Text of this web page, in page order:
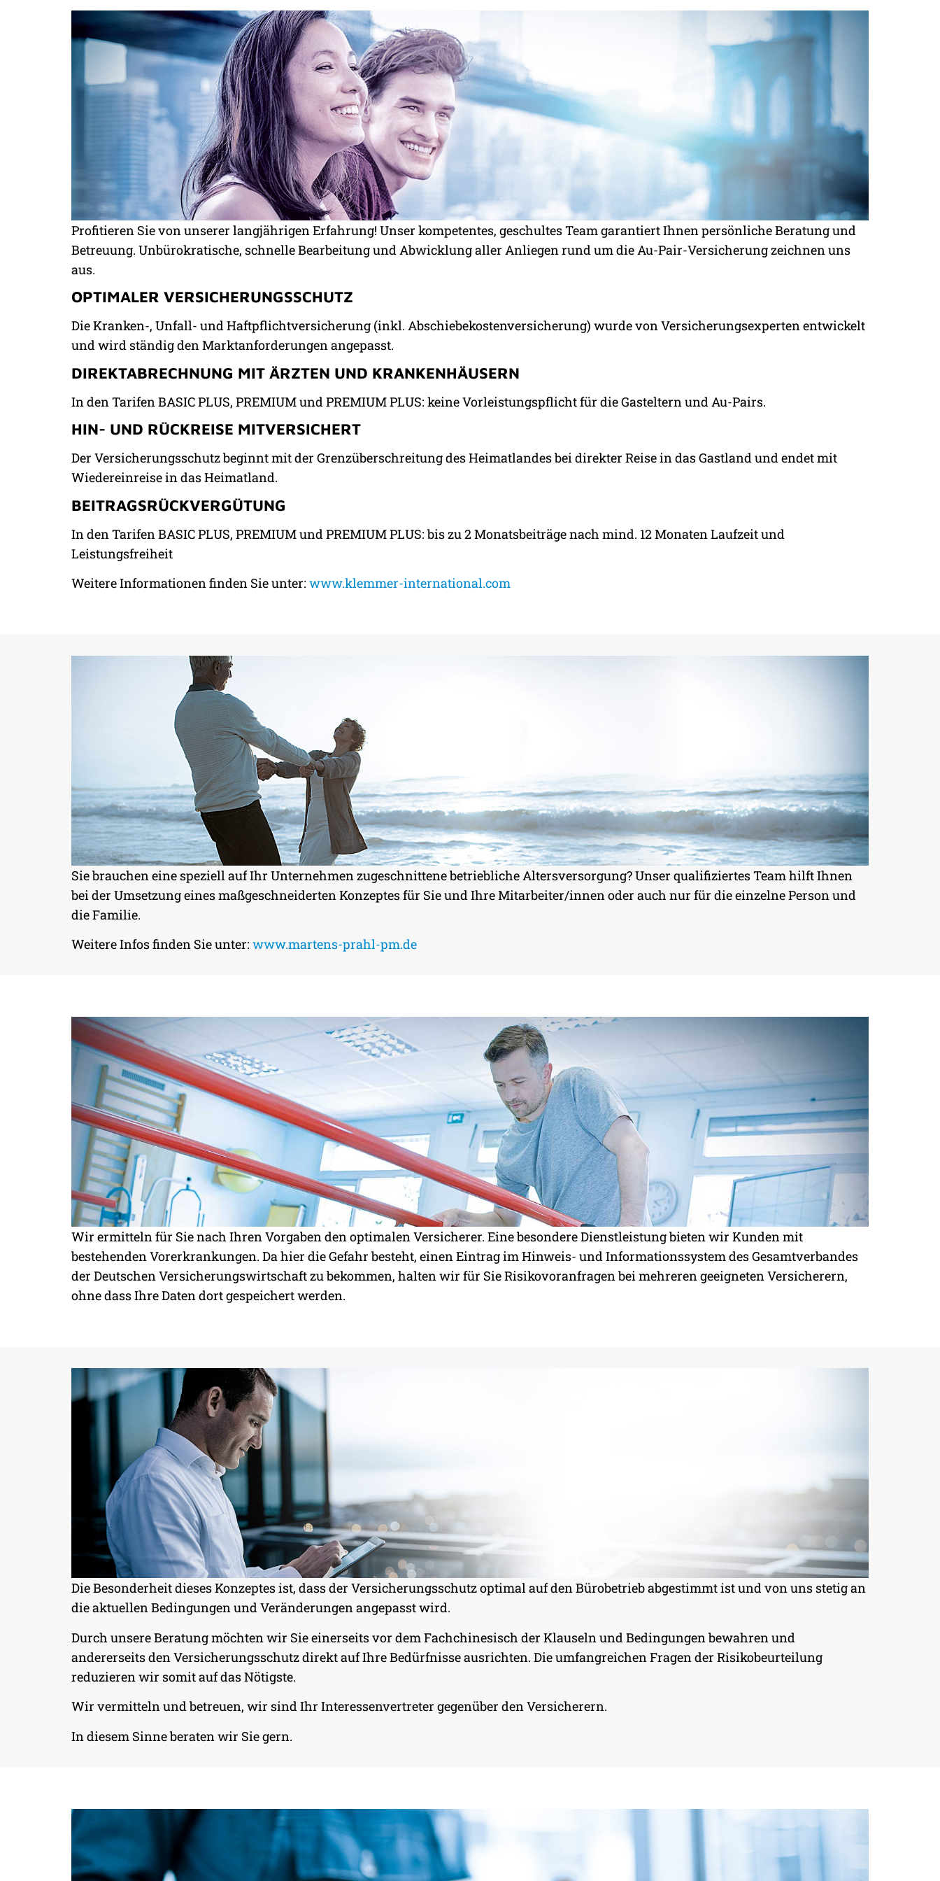
AU-PAIRS
RUNDUM-SCHUTZ VOM
Profitieren Sie von unserer langjährigen Erfahrung! Unser kompetentes, geschultes Team garantiert Ihnen persönliche Beratung und
Betreuung. Unbürokratische, schnelle Bearbeitung und Abwicklung aller Anliegen rund um die Au-Pair-Versicherung zeichnen uns
aus.
OPTIMALER VERSICHERUNGSSCHUTZ
Die Kranken-, Unfall- und Haftpflichtversicherung (inkl. Abschiebekostenversicherung) wurde von Versicherungsexperten entwickelt
und wird ständig den Marktanforderungen angepasst.
DIREKTABRECHNUNG MIT ÄRZTEN UND KRANKENHÄUSERN
In den Tarifen BASIC PLUS, PREMIUM und PREMIUM PLUS: keine Vorleistungspflicht für die Gasteltern und Au-Pairs.
HIN- UND RÜCKREISE MITVERSICHERT
Der Versicherungsschutz beginnt mit der Grenzüberschreitung des Heimatlandes bei direkter Reise in das Gastland und endet mit
Wiedereinreise in das Heimatland.
BEITRAGSRÜCKVERGÜTUNG
In den Tarifen BASIC PLUS, PREMIUM und PREMIUM PLUS: bis zu 2 Monatsbeiträge nach mind. 12 Monaten Laufzeit und
Leistungsfreiheit
Weitere Informationen finden Sie unter: www.klemmer-international.com
BETRIEBLICHE
ALTERSVORSORGE
Sie brauchen eine speziell auf Ihr Unternehmen zugeschnittene betriebliche Altersversorgung? Unser qualifiziertes Team hilft Ihnen
bei der Umsetzung eines maßgeschneiderten Konzeptes für Sie und Ihre Mitarbeiter/innen oder auch nur für die einzelne Person und
die Familie.
Weitere Infos finden Sie unter: www.martens-prahl-pm.de
BERUFSUNFÄHIGKEIT
FÜR JEDEN, DER VON SEINEM
Wir ermitteln für Sie nach Ihren Vorgaben den optimalen Versicherer. Eine besondere Dienstleistung bieten wir Kunden mit
bestehenden Vorerkrankungen. Da hier die Gefahr besteht, einen Eintrag im Hinweis- und Informationssystem des Gesamtverbandes
der Deutschen Versicherungswirtschaft zu bekommen, halten wir für Sie Risikovoranfragen bei mehreren geeigneten Versicherern,
ohne dass Ihre Daten dort gespeichert werden.
BUSINESS COVER
DIE KOMPLETTE
VERSICHERUNGS­LÖSUNG FÜR
IHREN BÜROBETRIEB AUF BASIS
DER ALLGEFAHREN­DECKUNG
Die Besonderheit dieses Konzeptes ist, dass der Versicherungsschutz optimal auf den Bürobetrieb abgestimmt ist und von uns stetig an
die aktuellen Bedingungen und Veränderungen angepasst wird.
Durch unsere Beratung möchten wir Sie einerseits vor dem Fachchinesisch der Klauseln und Bedingungen bewahren und
andererseits den Versicherungsschutz direkt auf Ihre Bedürfnisse ausrichten. Die umfangreichen Fragen der Risikobeurteilung
reduzieren wir somit auf das Nötigste.
Wir vermitteln und betreuen, wir sind Ihr Interessenvertreter gegenüber den Versicherern.
In diesem Sinne beraten wir Sie gern.